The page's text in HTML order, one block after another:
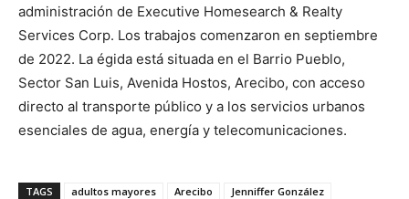
administración de Executive Homesearch & Realty
Services Corp. Los trabajos comenzaron en septiembre
de 2022. La égida está situada en el Barrio Pueblo,
Sector San Luis, Avenida Hostos, Arecibo, con acceso
directo al transporte público y a los servicios urbanos
esenciales de agua, energía y telecomunicaciones.
TAGS adultos mayores Arecibo
Jenniffer González